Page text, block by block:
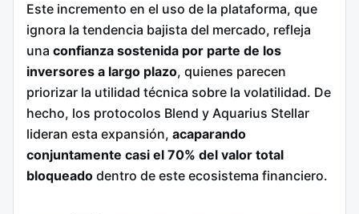
Este incremento en el uso de la plataforma, que
ignora la tendencia bajista del mercado, refleja
una confianza sostenida por parte de los
inversores a largo plazo, quienes parecen
priorizar la utilidad técnica sobre la volatilidad. De
hecho, los protocolos Blend y Aquarius Stellar
lideran esta expansión, acaparando
conjuntamente casi el 70% del valor total
bloqueado dentro de este ecosistema financiero.